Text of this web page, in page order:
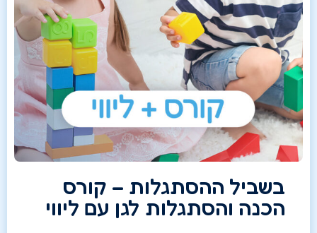
בשביל ההסתגלות – קורס
הכנה והסתגלות לגן עם ליווי